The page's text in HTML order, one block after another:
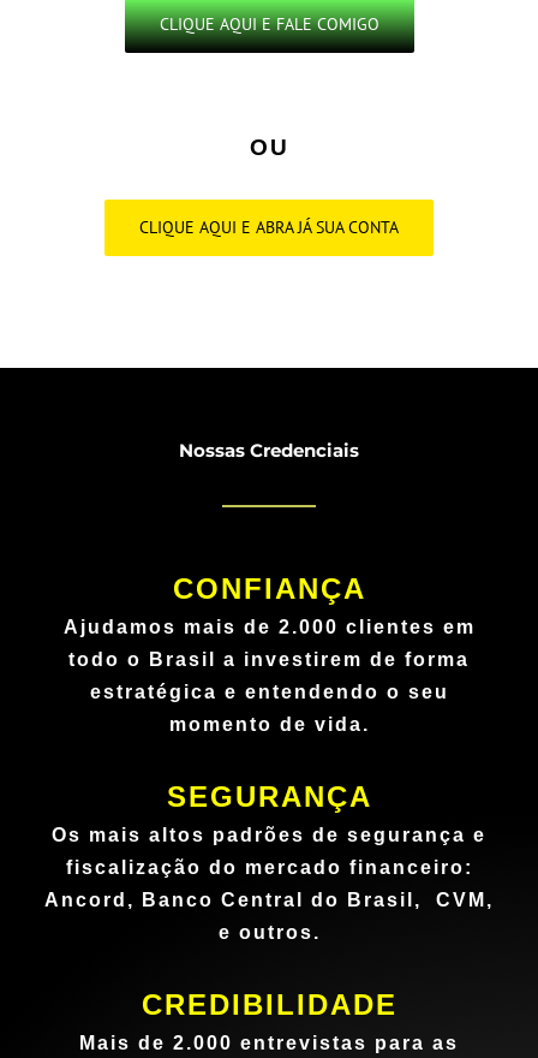
CLIQUE AQUI E FALE COMIGO
OU
CLIQUE AQUI E ABRA JÁ SUA CONTA
Nossas Credenciais
CONFIANÇA
Ajudamos mais de 2.000 clientes em
todo o Brasil a investirem de forma
estratégica e entendendo o seu
momento de vida.
SEGURANÇA
Os mais altos padrões de segurança e
fiscalização do mercado financeiro:
Ancord, Banco Central do Brasil, CVM,
e outros.
CREDIBILIDADE
Mais de 2.000 entrevistas para as